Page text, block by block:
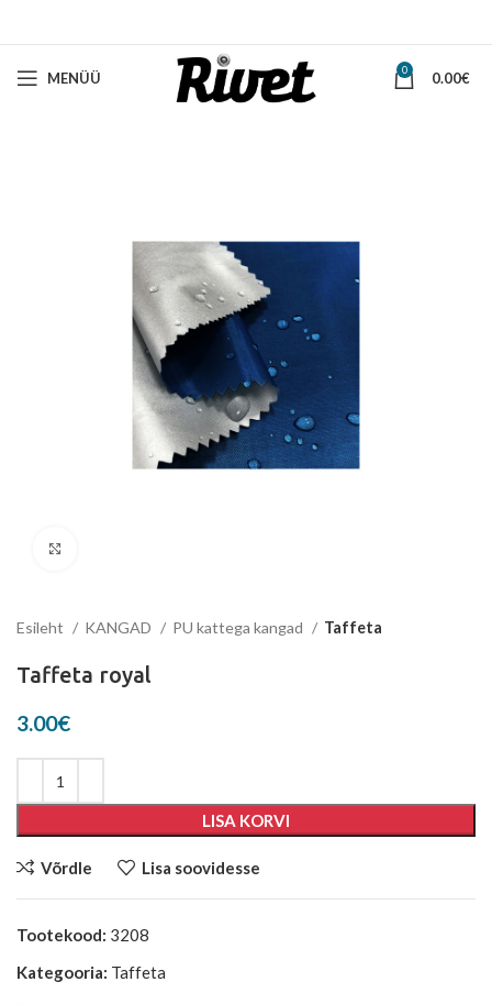
MENÜÜ 0 0.00€
Esileht KANGAD PU kattega kangad Taffeta
Taffeta royal
3.00€
LISA KORVI
Võrdle Lisa soovidesse
Tootekood: 3208
Kategooria: Taffeta